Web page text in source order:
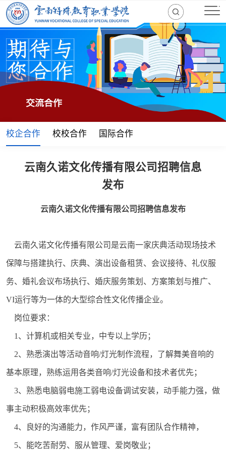
交流合作
校企合作 校校合作 国际合作
云南久诺文化传播有限公司招聘信息
发布
云南久诺文化传播有限公司招聘信息发布
云南久诺文化传播有限公司是云南一家庆典活动现场技术
保障与搭建执行、庆典、演出设备租赁、会议接待、礼仪服
务、婚礼会议布场执行、婚庆服务策划、方案策划与推广、
VI运行等为一体的大型综合性文化传播企业。
岗位要求：
1、计算机或相关专业，中专以上学历；
2、熟悉演出等活动音响/灯光制作流程，了解舞美音响的
基本原理，熟练运用各类音响/灯光设备和技术者优先；
3、熟悉电脑弱电施工弱电设备调试安装，动手能力强，做
事主动积极高效率优先；
4、良好的沟通能力，作风严谨，富有团队合作精神，
5、能吃苦耐劳、服从管理、爱岗敬业；